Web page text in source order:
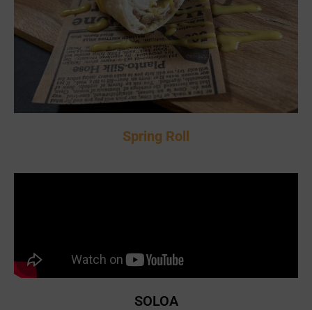
Spring Roll
SOLOA